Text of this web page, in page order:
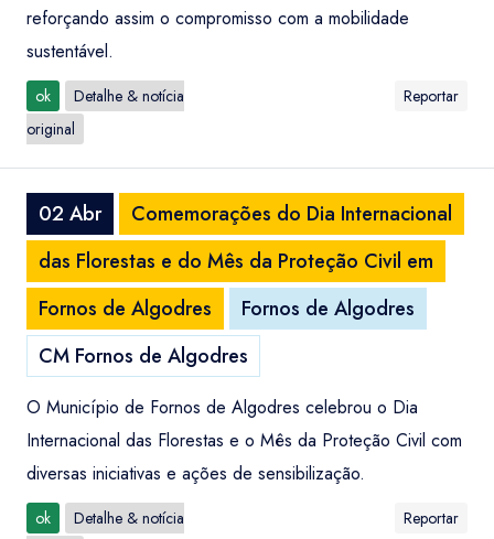
reforçando assim o compromisso com a mobilidade
sustentável.
ok
Detalhe & notícia
original
Reportar
02 Abr
Comemorações do Dia Internacional
das Florestas e do Mês da Proteção Civil em
Fornos de Algodres
Fornos de Algodres
CM Fornos de Algodres
O Município de Fornos de Algodres celebrou o Dia
Internacional das Florestas e o Mês da Proteção Civil com
diversas iniciativas e ações de sensibilização.
ok
Detalhe & notícia
Reportar